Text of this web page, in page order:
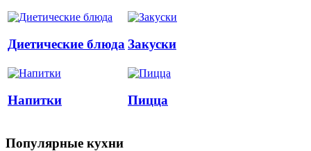
Диетические блюда Закуски
Напитки Пицца
Популярные кухни